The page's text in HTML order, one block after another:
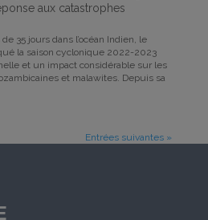
aux catastrophes
35 jours dans l’océan Indien, le
la saison cyclonique 2022-2023
et un impact considérable sur les
et malawites. Depuis sa
Entrées suivantes »